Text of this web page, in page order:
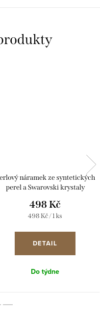
náramek ze syntetických
perel a Swarovski krystaly
498 Kč
Měrná
498 Kč / 1 ks
DETAIL
Do týdne